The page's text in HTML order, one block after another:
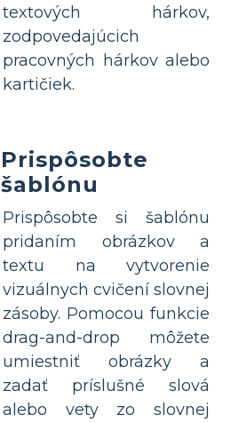
textových hárkov,
zodpovedajúcich
pracovných hárkov alebo
kartičiek.
Prispôsobte
šablónu
Prispôsobte si šablónu
pridaním obrázkov a
textu na vytvorenie
vizuálnych cvičení slovnej
zásoby. Pomocou funkcie
drag-and-drop môžete
umiestniť obrázky a
zadať príslušné slová
alebo vety zo slovnej